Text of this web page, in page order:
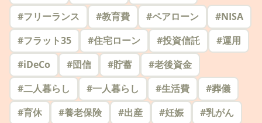
#フリーランス #教育費 #ペアローン #NISA
#フラット35 #住宅ローン #投資信託 #運用
#iDeCo #団信 #貯蓄 #老後資金
#二人暮らし #一人暮らし #生活費 #葬儀
#育休 #養老保険 #出産 #妊娠 #乳がん